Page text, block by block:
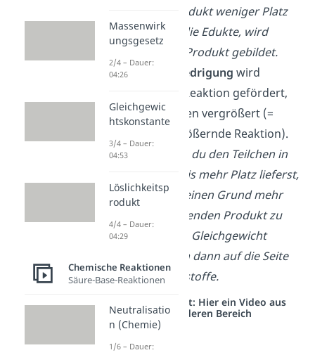
denen das Produkt weniger Platz
einnimmt als die Edukte, wird
vermehrt das Produkt gebildet.
Bei Druckerniedrigung wird
hingegen die Reaktion gefördert,
die das Volumen vergrößert (=
volumenvergrößernde Reaktion).
Beispiel:
Wenn du den Teilchen in
einem Behältnis mehr Platz lieferst,
haben diese keinen Grund mehr
zum platzsparenden Produkt zu
reagieren. Das Gleichgewicht
verschiebt sich dann auf die Seite
der Ausgangsstoffe.
Studyflix vernetzt: Hier ein Video aus
einem anderen Bereich
Massenwirk
ungsgesetz
2/4 – Dauer:
04:26
Gleichgewic
htskonstante
3/4 – Dauer:
04:53
Löslichkeitsp
rodukt
4/4 – Dauer:
04:29
Chemische Reaktionen
Säure-Base-Reaktionen
Neutralisatio
n (Chemie)
1/6 – Dauer: